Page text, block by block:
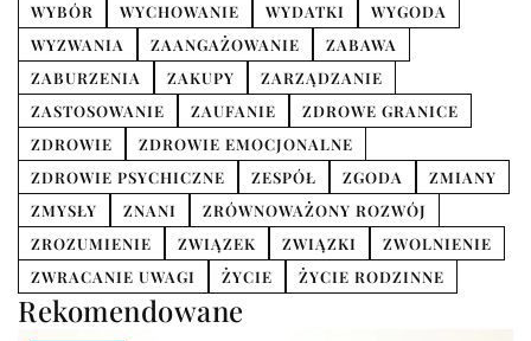
WYBÓR
WYCHOWANIE WYDATKI
WYGODA
WYZWANIA
ZAANGAŻOWANIE
ZABAWA
ZABURZENIA
ZAKUPY
ZARZĄDZANIE
ZASTOSOWANIE
ZAUFANIE
ZDROWE GRANICE
ZDROWIE
ZDROWIE EMOCJONALNE
ZDROWIE PSYCHICZNE
ZESPÓŁ ZGODA
ZMIANY
ZMYSŁY
ZNANI
ZRÓWNOWAŻONY ROZWÓJ
ZROZUMIENIE
ZWIĄZEK ZWIĄZKI
ZWOLNIENIE
ZWRACANIE UWAGI
ŻYCIE ŻYCIE RODZINNE
Rekomendowane